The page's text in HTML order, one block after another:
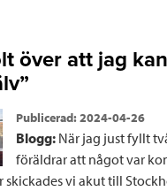
över att jag
Publicerad:2024-04-26
Blogg: När jag just fyllt
föräldrar att något var
skickades vi akut till